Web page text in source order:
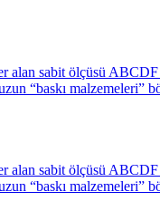
sabit ölçüsü ABCDF
“baskı malzemeleri”
sabit ölçüsü ABCDF
“baskı malzemeleri”